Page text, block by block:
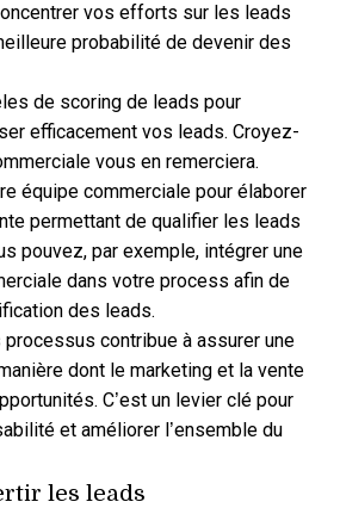
vos efforts sur les leads
probabilité de devenir des
de scoring de leads pour
efficacement vos leads. Croyez-
vous en remerciera.
équipe commerciale pour élaborer
permettant de qualifier les leads
pouvez, par exemple, intégrer une
dans votre process afin de
des leads.
contribue à assurer une
dont le marketing et la vente
C’est un levier clé pour
et améliorer l’ensemble du
les leads